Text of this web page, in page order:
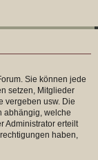
Sie können jede
setzen, Mitglieder
vergeben usw. Die
abhängig, welche
Administrator erteilt
haben,